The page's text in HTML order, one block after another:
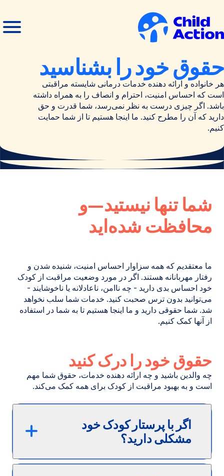
منوی
بستن
حقوق خود را بشناسید
هر خانواده و ارائه دهنده خدمات درمانی شایسته مراقبتی
است که احساس امنیت، احترام و انصاف را به همراه داشته
باشد. اگر چیزی درست به نظر نمی‌رسد، شما قدرت و حق
دارید که آن را مطرح کنید. ما اینجا هستیم تا از شما حمایت
کنیم.
شما تنها نیستید—و
محافظت شده‌اید
ما معتقدیم که همه سزاوار احساس امنیت، شنیده شدن و
رفتار مهربانانه هستند. اگر در مورد وضعیت مراقبت از کودک
خود احساس بدی دارید - چه ناامن، ناعادلانه یا ناخوشایند -
می‌توانید بدون ترس صحبت کنید. خدمات شما سلب نخواهد
شد. شما حقوقی دارید و ما اینجا هستیم تا به شما در استفاده
از آنها کمک کنیم.
حقوق خود را درک کنید
چه والدین باشید و چه ارائه دهنده خدمات، حقوق شما مهم
است و به بهبود مراقبت از کودک برای همه کمک می‌کند.
اگر با پرستار کودک خود
مشکلی دارید؟